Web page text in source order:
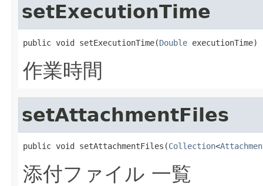
setExecutionTime
public void setExecutionTime(Double executionTime)
作業時間
setAttachmentFiles
public void setAttachmentFiles(Collection<
添付ファイル 一覧